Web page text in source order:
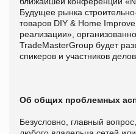
Будущее рынка
товаров DIY & Home
реализации»,
TradeMasterGroup будет
спикеров и участников
Об общих проблемных
Безусловно, главный